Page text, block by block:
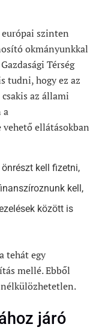
szinten
okmányunkkal
Térség
tudni, hogy ez az
az állami
a
ellátásokban
kell fizetni,
kell,
között is
tehát egy
mellé. Ebből
járó